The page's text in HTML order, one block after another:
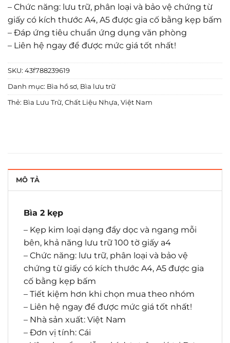
– Chức năng: lưu trữ, phân loại và bảo vệ chứng từ
giấy có kích thước A4, A5 được gia cố bằng kẹp bấm
– Đáp ứng tiêu chuẩn ứng dụng văn phòng
– Liên hệ ngay để được mức giá tốt nhất!
SKU: 43f788239619
Danh mục: Bìa hồ sơ, Bìa lưu trữ
Thẻ: Bìa Lưu Trữ, Chất Liệu Nhựa, Việt Nam
MÔ TẢ
Bìa 2 kẹp
– Kẹp kim loại dạng đẩy dọc và ngang mỗi
bên, khả năng lưu trữ 100 tờ giấy a4
– Chức năng: lưu trữ, phân loại và bảo vệ
chứng từ giấy có kích thước A4, A5 được gia
cố bằng kẹp bấm
– Tiết kiệm hơn khi chọn mua theo nhóm
– Liên hệ ngay để được mức giá tốt nhất!
– Nhà sản xuất: Việt Nam
– Đơn vị tính: Cái